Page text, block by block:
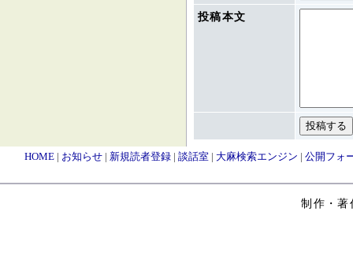
投稿本文
HOME | お知らせ | 新規読者登録 | 談話室 | 大麻検索エンジン | 公開フォ
制作・